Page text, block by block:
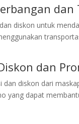
diskon untuk
dan
dan diskon dari
yang dapat